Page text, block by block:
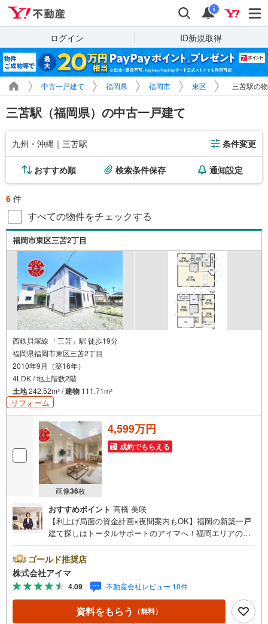
検索 通知
i
ログイン ID新規取得
中古一戸建て 福岡県 福岡市 東区 三苫駅の
三苫駅（福岡県）の中古一戸建て
九州・沖縄｜三苫駅 条件変更
おすすめ順 検索条件保存 通知設定
6 件
すべての物件をチェックする
福岡市東区三苫2丁目
西鉄貝塚線 「三苫」駅 徒歩19分
福岡県福岡市東区三苫2丁目
2010年9月（築16年）
4LDK / 地上階数2階
土地242.52m2 /建物 111.71m2
リフォーム
画像36枚
4,599万円
成約でもらえる
おすすめポイント 高橋 美咲
【利上げ局面の資金計画×夜間案内もOK】福岡の新築一戸
建て探しはトータルサポートのアイマへ！福岡エリアの最
画」から「物件選び」まで全力でバックアップいたしま
す。＼株式会社アイマが選ばれる2大サポート/【プロ目線
のローンの提案力】大手ネット銀行をはじめ多数の金融機
関と提携。お借入期間「最長50年」のプランや今注目の低
金利プランなど、購入後の生活にゆとりを持たせるための
最適な資金計画をご提案します。【フットワーク軽い安心
ゴールド推奨店
株式会社アイマ
4.09 不動産会社レビュー 10件
資料をもらう （無料）